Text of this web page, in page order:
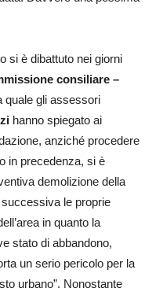
si è dibattuto nei giorni
consiliare –
quale gli assessori
hanno spiegato ai
anziché procedere
in precedenza, si è
demolizione della
le proprie
in quanto la
stato di abbandono,
un serio pericolo per la
urbano”. Nonostante